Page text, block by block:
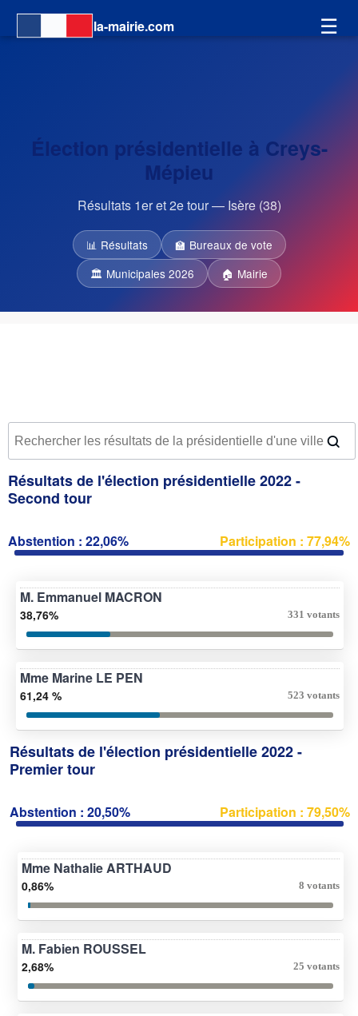
la-mairie.com ☰
Élection présidentielle à Creys-
Mépieu
Résultats 1er et 2e tour — Isère (38)
📊 Résultats
🏫 Bureaux de vote
🏛 Municipales 2026
🏠 Mairie
Résultats de l'élection présidentielle 2022 -
Second tour
Abstention : 22,06% Participation : 77,94%
M. Emmanuel MACRON
38,76% 331 votants
Mme Marine LE PEN
61,24 % 523 votants
Résultats de l'élection présidentielle 2022 -
Premier tour
Abstention : 20,50% Participation : 79,50%
Mme Nathalie ARTHAUD
0,86% 8 votants
M. Fabien ROUSSEL
2,68% 25 votants